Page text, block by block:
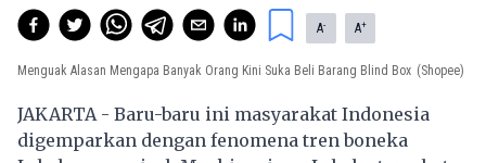
A- A+
Menguak Alasan Mengapa Banyak Orang Kini Suka Beli Barang Blind Box (Shopee)
JAKARTA - Baru-baru ini masyarakat Indonesia
digemparkan dengan fenomena tren boneka